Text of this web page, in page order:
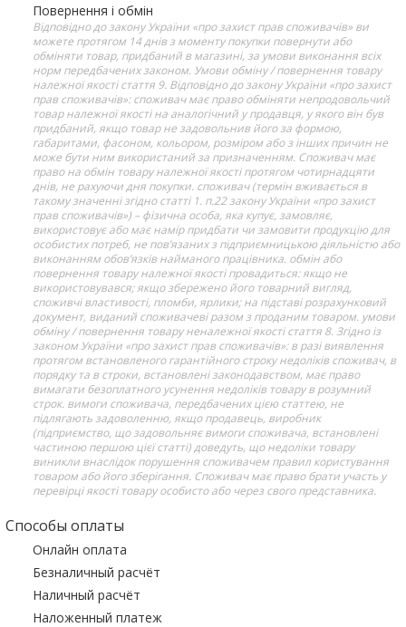
Повернення і обмін
Відповідно до закону України «про захист прав споживачів» ви
можете протягом 14 днів з моменту покупки повернути або
обміняти товар, придбаний в магазині, за умови виконання всіх
норм передбачених законом. Умови обміну / повернення товару
належної якості стаття 9. Відповідно до закону України «про захист
прав споживачів»: споживач має право обміняти непродовольчий
товар належної якості на аналогічний у продавця, у якого він був
придбаний, якщо товар не задовольнив його за формою,
габаритами, фасоном, кольором, розміром або з інших причин не
може бути ним використаний за призначенням. Споживач має
право на обмін товару належної якості протягом чотирнадцяти
днів, не рахуючи дня покупки. споживач (термін вживається в
такому значенні згідно статті 1. п.22 закону України «про захист
прав споживачів») – фізична особа, яка купує, замовляє,
використовує або має намір придбати чи замовити продукцію для
особистих потреб, не пов’язаних з підприємницькою діяльністю або
виконанням обов’язків найманого працівника. обмін або
повернення товару належної якості провадиться: якщо не
використовувався; якщо збережено його товарний вигляд,
споживчі властивості, пломби, ярлики; на підставі розрахунковий
документ, виданий споживачеві разом з проданим товаром. умови
обміну / повернення товару неналежної якості стаття 8. Згідно із
законом України «про захист прав споживачів»: в разі виявлення
протягом встановленого гарантійного строку недоліків споживач, в
порядку та в строки, встановлені законодавством, має право
вимагати безоплатного усунення недоліків товару в розумний
строк. вимоги споживача, передбачених цією статтею, не
підлягають задоволенню, якщо продавець, виробник
(підприємство, що задовольняє вимоги споживача, встановлені
частиною першою цієї статті) доведуть, що недоліки товару
виникли внаслідок порушення споживачем правил користування
товаром або його зберігання. Споживач має право брати участь у
перевірці якості товару особисто або через свого представника.
Способы оплаты
Онлайн оплата
Безналичный расчёт
Наличный расчёт
Наложенный платеж